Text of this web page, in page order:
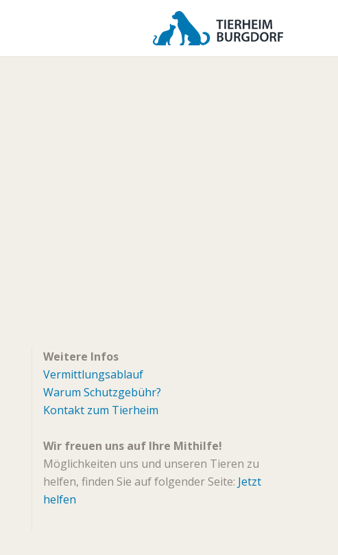
Weitere Infos
Vermittlungsablauf
Warum Schutzgebühr?
Kontakt zum Tierheim
Wir freuen uns auf Ihre Mithilfe!
Möglichkeiten uns und unseren Tieren zu
helfen, finden Sie auf folgender Seite: Jetzt
helfen